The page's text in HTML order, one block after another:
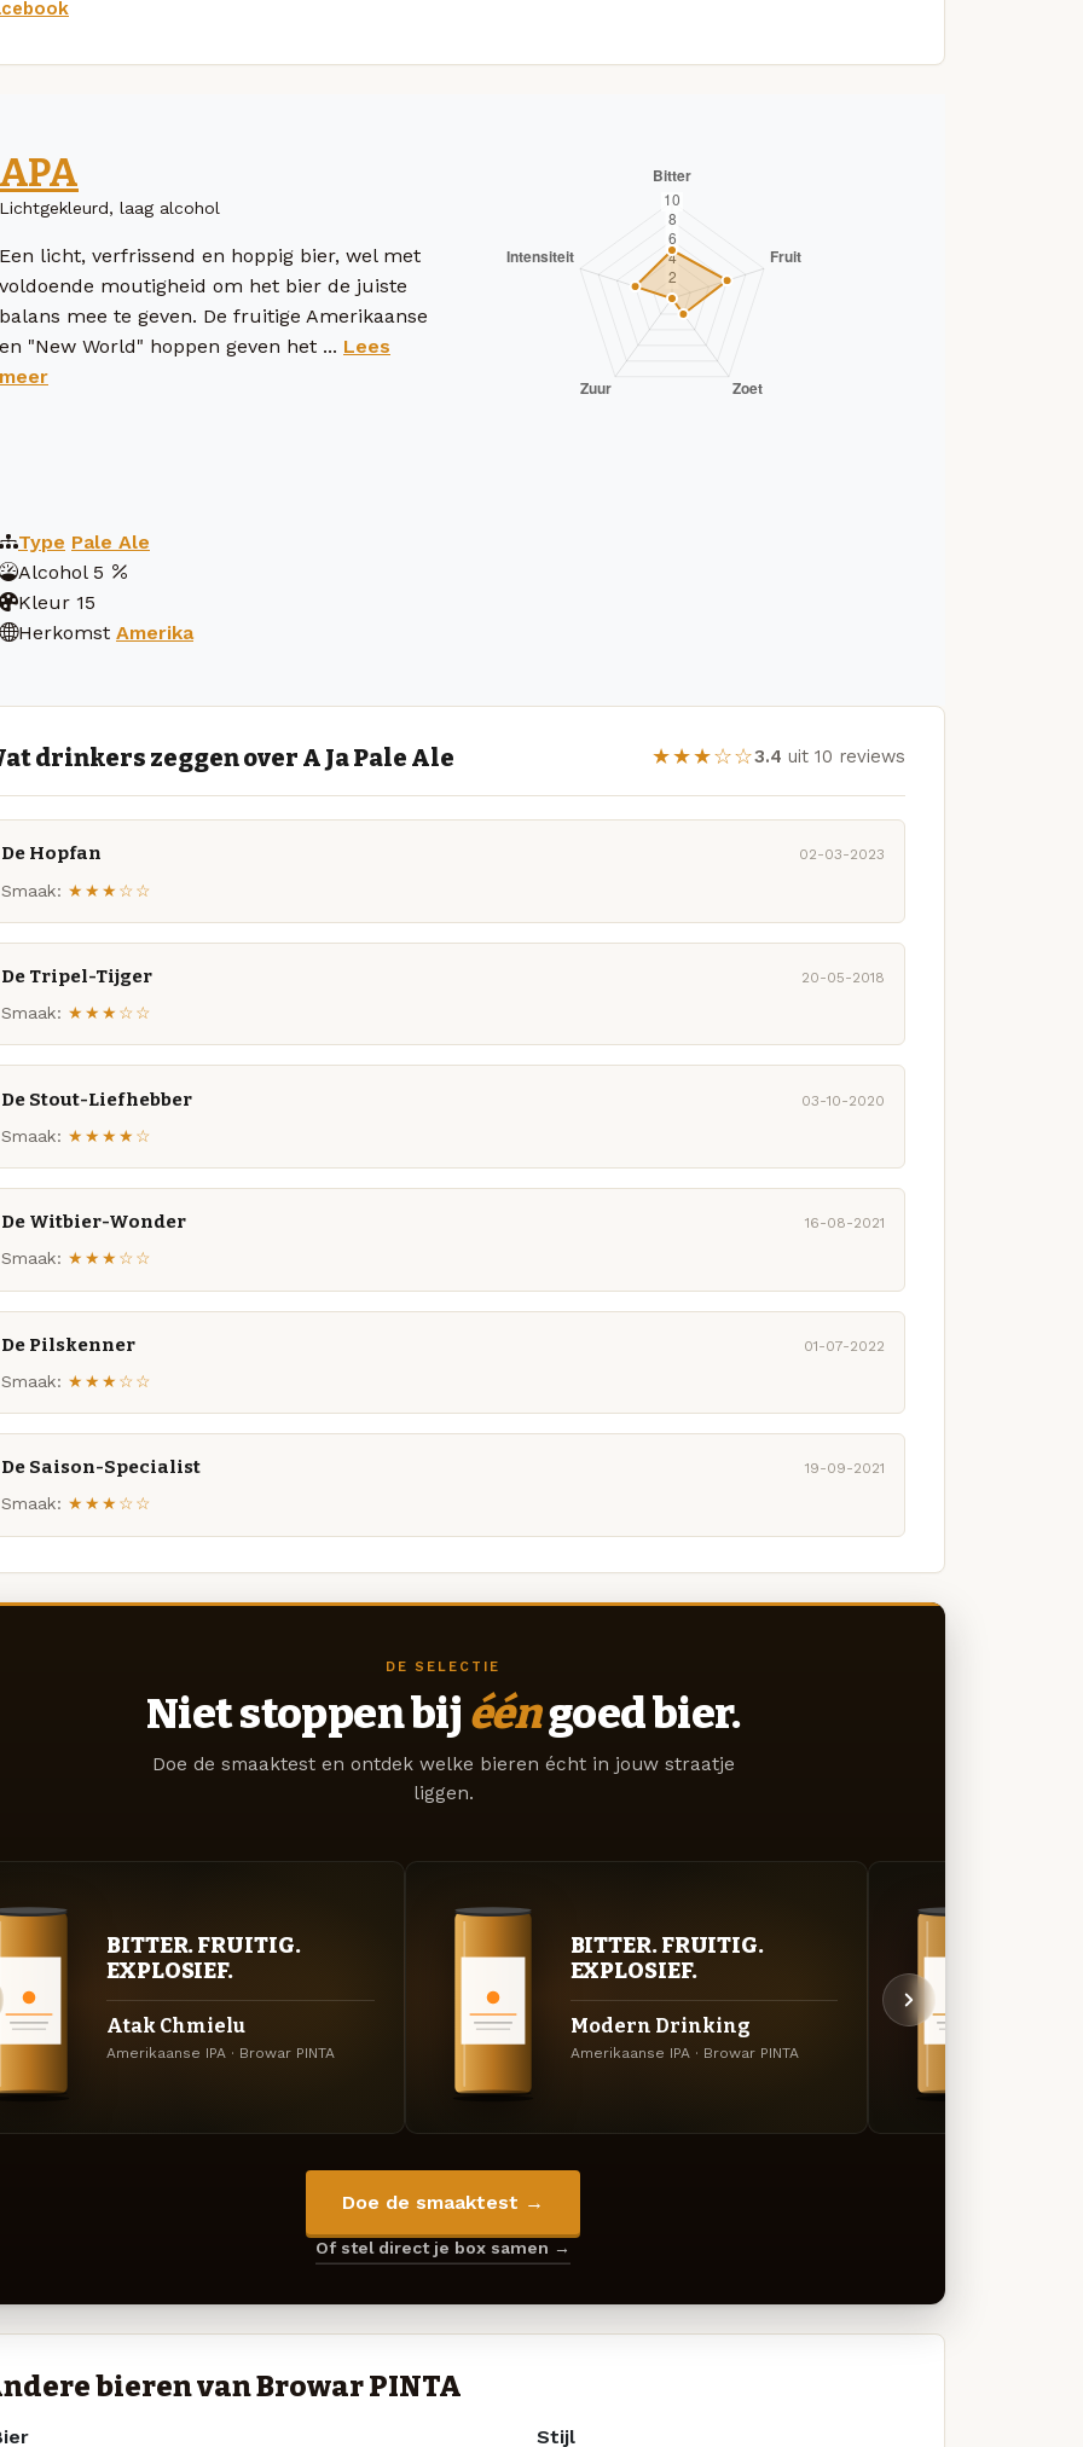
APA
Lichtgekleurd, laag alcohol
Een licht, verfrissend en hoppig bier, wel met
voldoende moutigheid om het bier de juiste
balans mee te geven. De fruitige Amerikaanse
en "New World" hoppen geven het ... Lees
meer
Type Pale Ale
Alcohol 5
Kleur 15
Herkomst Amerika
drinkers zeggen over A Ja Pale Ale ★★★☆☆3.4 uit 10 reviews
De Hopfan 02-03-2023
Smaak: ★★★☆☆
De Tripel-Tijger 20-05-2018
Smaak: ★★★☆☆
De Stout-Liefhebber 03-10-2020
Smaak: ★★★★☆
De Witbier-Wonder 16-08-2021
Smaak: ★★★☆☆
De Pilskenner 01-07-2022
Smaak: ★★★☆☆
De Saison-Specialist 19-09-2021
Smaak: ★★★☆☆
DE SELECTIE
Niet stoppen bij ééngoed bier.
Doe de smaaktest en ontdek welke bieren écht in jouw straatje
liggen.
BITTER. FRUITIG.
EXPLOSIEF.
Atak Chmielu
Amerikaanse IPA · Browar PINTA
BITTER. FRUITIG.
EXPLOSIEF.
Modern Drinking
Amerikaanse IPA · Browar PINTA
Doe de smaaktest →
Of stel direct je box samen →
bieren van Browar PINTA
Stijl